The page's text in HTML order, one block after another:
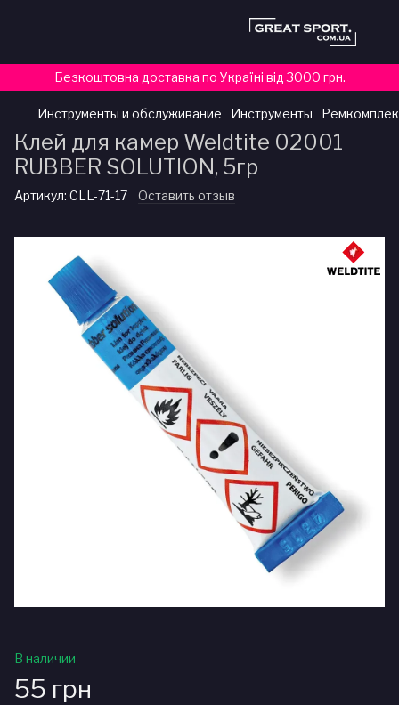
Безкоштовна доставка по Україні від 3000 грн.
Инструменты и обслуживание Инструменты
Клей для камер Weldtite 02001
RUBBER SOLUTION, 5гр
Артикул: CLL-71-17 Оставить отзыв
В наличии
55 грн